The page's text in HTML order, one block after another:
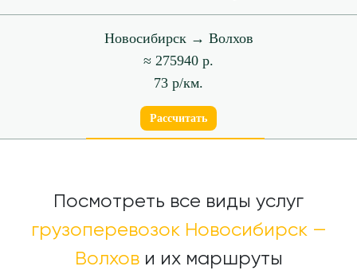
Новосибирск → Волхов
≈ 275940 р.
73 р/км.
Рассчитать
Посмотреть все виды услуг
грузоперевозок Новосибирск —
Волхови их маршруты